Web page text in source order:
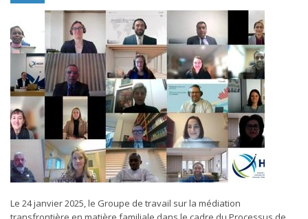
Le 24 janvier 2025, le Groupe de travail sur la médiation